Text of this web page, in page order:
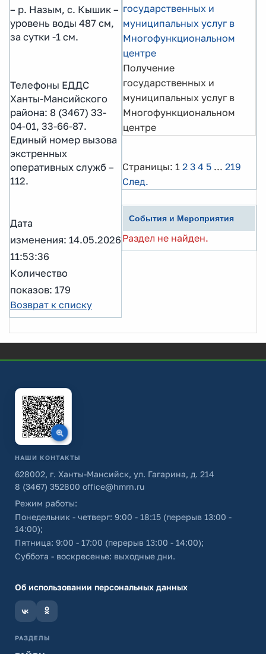
– р. Назым, с. Кышик –
уровень воды 487 см,
за сутки -1 см.
Телефоны ЕДДС
Ханты-Мансийского
района: 8 (3467) 33-
04-01, 33-66-87.
Единый номер вызова
экстренных
оперативных служб –
112.
Дата
изменения: 14.05.2026
11:53:36
Количество
показов: 179
Возврат к списку
государственных и
муниципальных услуг в
Многофункциональном
центре
Получение
государственных и
муниципальных услуг в
Многофункциональном
центре
Страницы: 1 2 3 4 5 ... 219
След.
События и Мероприятия
Раздел не найден.
НАШИ КОНТАКТЫ
628002, г. Ханты-Мансийск, ул. Гагарина, д. 214
8 (3467) 352800 office@hmrn.ru
Режим работы:
Понедельник - четверг: 9:00 - 18:15 (перерыв 13:00 -
14:00);
Пятница: 9:00 - 17:00 (перерыв 13:00 - 14:00);
Суббота - воскресенье: выходные дни.
Об использовании персональных данных
РАЗДЕЛЫ